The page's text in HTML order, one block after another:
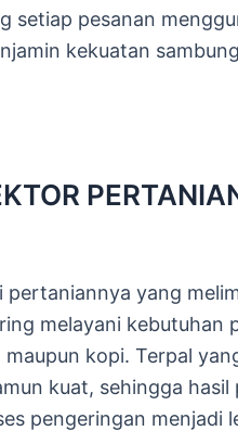
setiap pesanan
kekuatan
yang
melayani kebutuhan
kopi. Terpal
kuat, sehingga hasil
pengeringan menjadi